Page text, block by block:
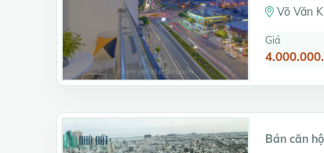
Võ Văn
Giá
Bán căn